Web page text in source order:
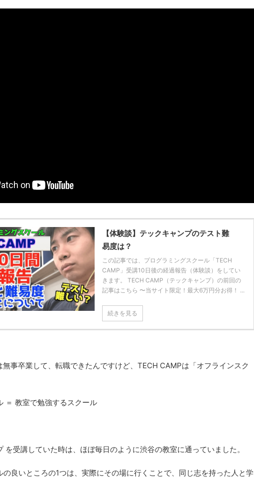
【体験談】テックキャンプのテスト難
易度は？
この記事では、プログラミングスクール「TECH
CAMP」受講10日後の経過報告（体験談）をしてい
きます。 TECH CAMP（テックキャンプ）の前回の
記事はこちら 〜当サイト限定！最大6万円分お得！ ...
続きを見る
事卒業して、転職できたんですけど、TECH CAMPは「オフラインスク
＝ 教室で勉強するスクール
を受講していた時は、ほぼ毎日のように渋谷の教室に通っていました。
の良いところの1つは、実際にその場に行くことで、同じ志を持った人と学